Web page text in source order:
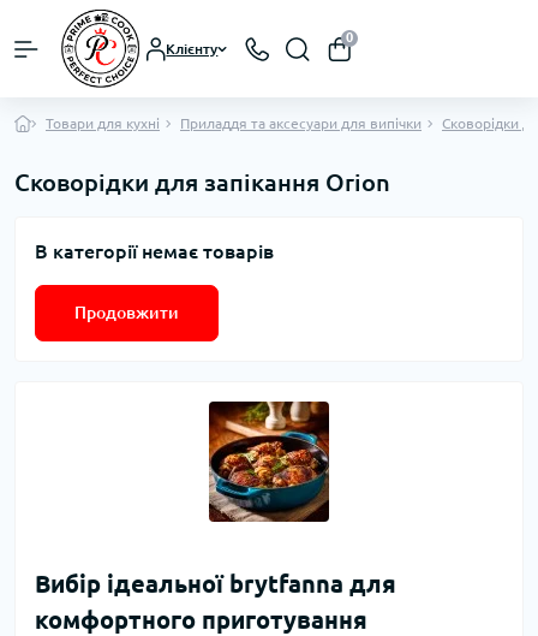
Клієнту
0
Товари для кухні Приладдя та аксесуари для випічки Сковорідки
Сковорідки для запікання Orion
В категорії немає товарів
Продовжити
Вибір ідеальної brytfanna для
комфортного приготування